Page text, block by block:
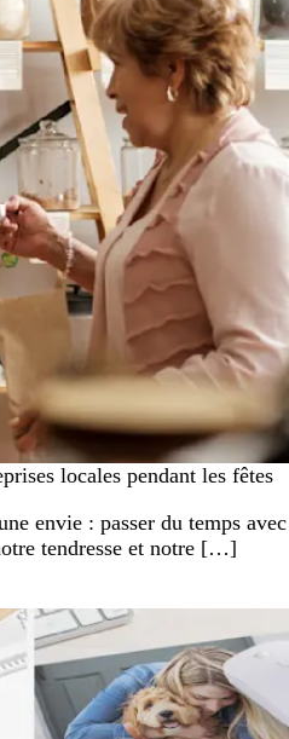
locales pendant les fêtes
envie : passer du temps avec
tendresse et notre […]